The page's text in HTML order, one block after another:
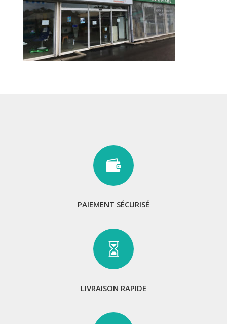

PAIEMENT SÉCURISÉ

LIVRAISON RAPIDE